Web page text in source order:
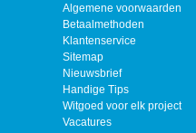
Algemene voorwaarden
Betaalmethoden
Klantenservice
Sitemap
Nieuwsbrief
Handige Tips
Witgoed voor elk project
Vacatures